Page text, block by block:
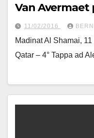
Van Avermaet
Quinziato a 6″
11/02/2016
Madinat Al Shamai,
Qatar – 4° Tappa ad